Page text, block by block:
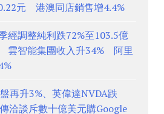
元 港澳同店銷售增4.4%
經調整純利跌72%至103.5億
雲智能集團收入升34% 阿里
再升3%、英偉達NVDA跌
洽談斥數十億美元購Google